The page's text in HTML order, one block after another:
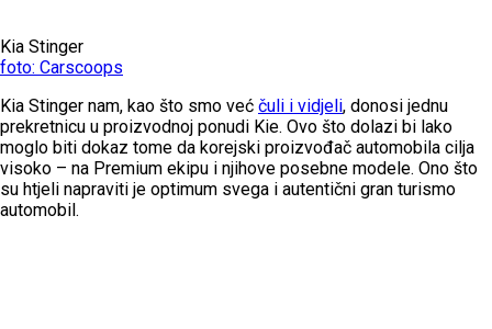
Kia Stinger
foto: Carscoops
Kia Stinger nam, kao što smo već čuli i vidjeli, donosi jednu
prekretnicu u proizvodnoj ponudi Kie. Ovo što dolazi bi lako
moglo biti dokaz tome da korejski proizvođač automobila cilja
visoko – na Premium ekipu i njihove posebne modele. Ono što
su htjeli napraviti je optimum svega i autentični gran turismo
automobil.